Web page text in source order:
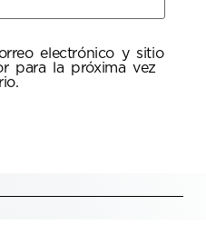
electrónico y sitio
para la próxima vez